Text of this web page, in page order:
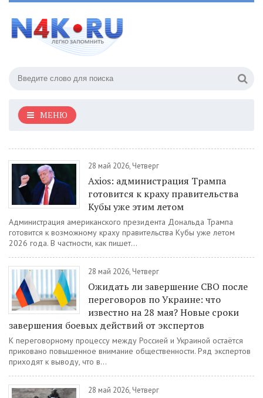
МЕНЮ
28 май 2026, Четверг
Axios: администрация Трампа
готовится к краху правительства
Кубы уже этим летом
Администрация американского президента Дональда Трампа
готовится к возможному краху правительства Кубы уже летом
2026 года. В частности, как пишет...
28 май 2026, Четверг
Ожидать ли завершение СВО после
переговоров по Украине: что
известно на 28 мая? Новые сроки
завершения боевых действий от экспертов
К переговорному процессу между Россией и Украиной остаётся
приковано повышенное внимание общественности. Ряд экспертов
приходят к выводу, что в...
28 май 2026, Четверг